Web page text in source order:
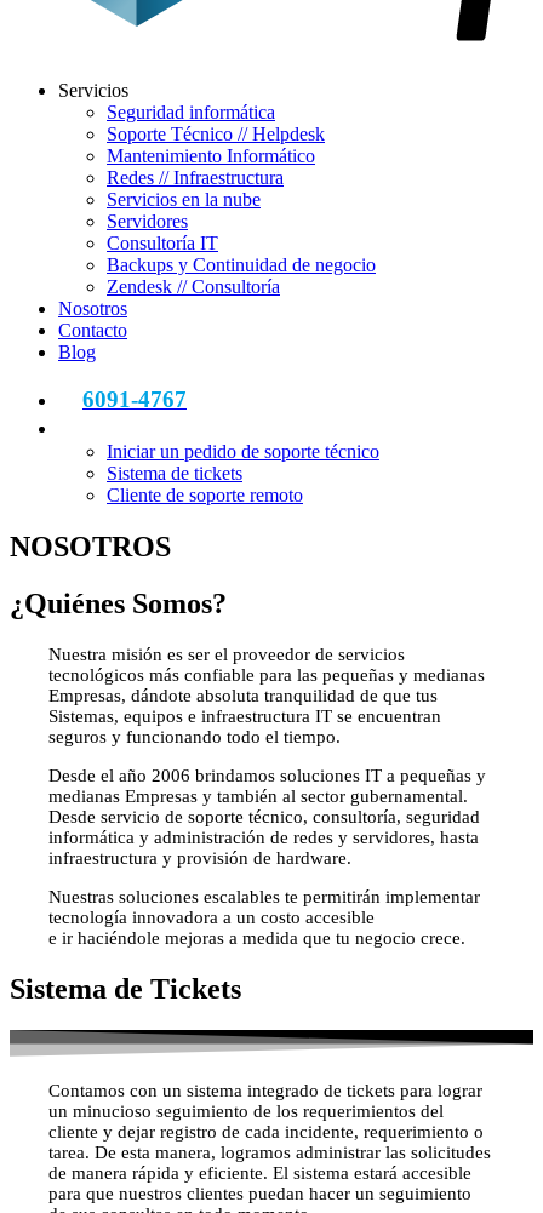
Servicios
Seguridad informática
Soporte Técnico // Helpdesk
Mantenimiento Informático
Redes // Infraestructura
Servicios en la nube
Servidores
Consultoría IT
Backups y Continuidad de negocio
Zendesk // Consultoría
Nosotros
Contacto
Blog
6091-4767
Iniciar un pedido de soporte técnico
Sistema de tickets
Cliente de soporte remoto
NOSOTROS
¿Quiénes Somos? ​
Nuestra misión es ser el proveedor de servicios
tecnológicos más confiable para las pequeñas y medianas
Empresas, dándote absoluta tranquilidad de que tus
Sistemas, equipos e infraestructura IT se encuentran
seguros y funcionando todo el tiempo.
​Desde el año 2006 brindamos soluciones IT a pequeñas y
medianas Empresas y también al sector gubernamental.
Desde servicio de soporte técnico, consultoría, seguridad
informática y administración de redes y servidores, hasta
infraestructura y provisión de hardware.
Nuestras soluciones escalables te permitirán implementar
tecnología innovadora a un costo accesible
e ir haciéndole mejoras a medida que tu negocio crece.
Sistema de Tickets
Contamos con un sistema integrado de tickets para lograr
un minucioso seguimiento de los requerimientos del
cliente y dejar registro de cada incidente, requerimiento o
tarea. De esta manera, logramos administrar las solicitudes
de manera rápida y eficiente. El sistema estará accesible
para que nuestros clientes puedan hacer un seguimiento